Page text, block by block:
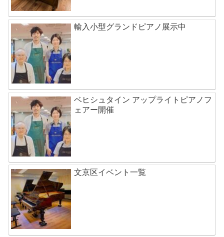
輸入小型グランドピアノ展示中
ベヒシュタイン アップライトピアノフ
ェアー開催
文京区イベント一覧